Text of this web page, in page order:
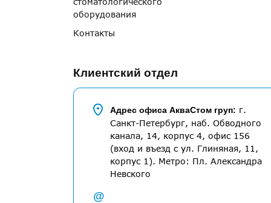
оборудования
Контакты
Клиентский отдел
Адрес офиса АкваСтом груп: г.
Санкт-Петербург, наб. Обводного
канала, 14, корпус 4, офис 156
(вход и въезд с ул. Глиняная, 11,
корпус 1). Метро: Пл. Александра
Невского
@